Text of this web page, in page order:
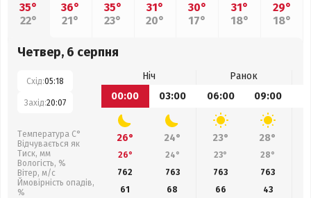
35°
22°
36°
21°
35°
23°
31°
20°
30°
17°
31°
18°
29°
18°
Четвер, 6 серпня
Схід:05:18
Захід:20:07
Температура С°
Відчувається як
Тиск, мм
Вологість, %
Вітер, м/с
Ймовірність опадів,
%
Ніч
Ранок
00:00
03:00 06:00 09:00
26° 24° 23° 28°
26° 24° 23° 28°
762
763 763 763
61
68 66
43